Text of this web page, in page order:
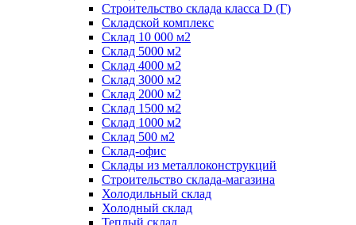
Строительство склада класса D (Г)
Складской комплекс
Склад 10 000 м2
Склад 5000 м2
Склад 4000 м2
Склад 3000 м2
Склад 2000 м2
Склад 1500 м2
Склад 1000 м2
Склад 500 м2
Склад-офис
Склады из металлоконструкций
Строительство склада-магазина
Холодильный склад
Холодный склад
Теплый склад